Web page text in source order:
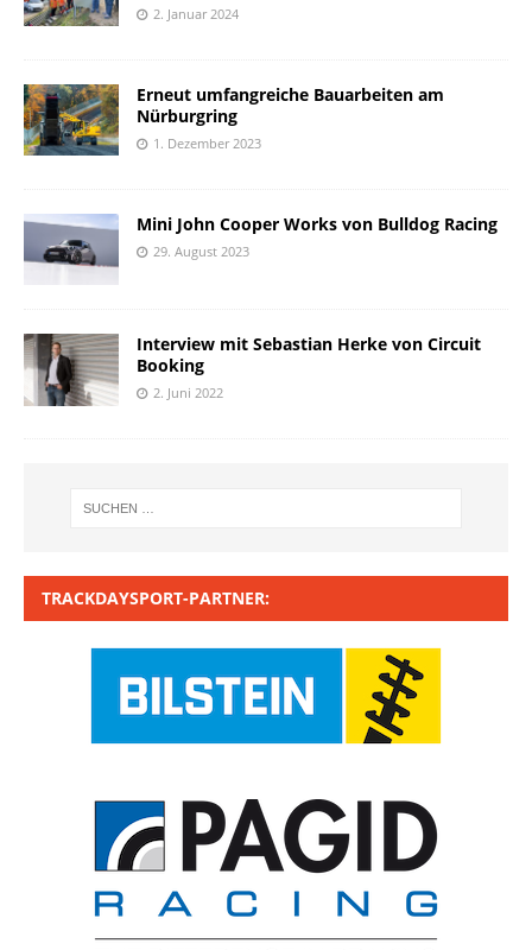
2. Januar 2024
Erneut umfangreiche Bauarbeiten am
Nürburgring
1. Dezember 2023
Mini John Cooper Works von Bulldog Racing
29. August 2023
Interview mit Sebastian Herke von Circuit
Booking
2. Juni 2022
TRACKDAYSPORT-PARTNER: